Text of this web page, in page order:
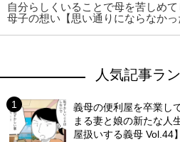
自分らしくいることで母を苦しめ
母子の想い【思い通りにならなかっ
人気記事ラ
義母の便利屋を卒業し
まる妻と娘の新たな人
屋扱いする義母 Vol.44】